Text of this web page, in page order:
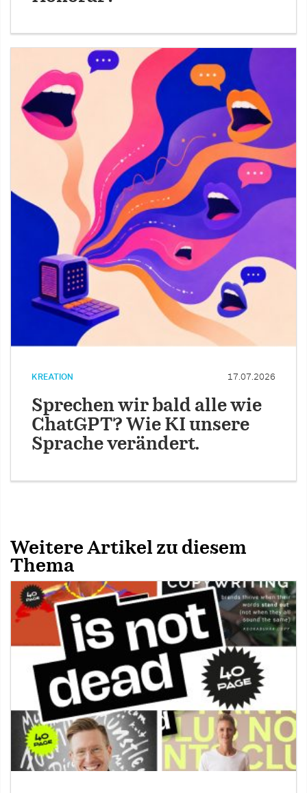
KREATION 17.07.2026
Sprechen wir bald alle wie
ChatGPT? Wie KI unsere
Sprache verändert.
Weitere Artikel zu diesem
Thema